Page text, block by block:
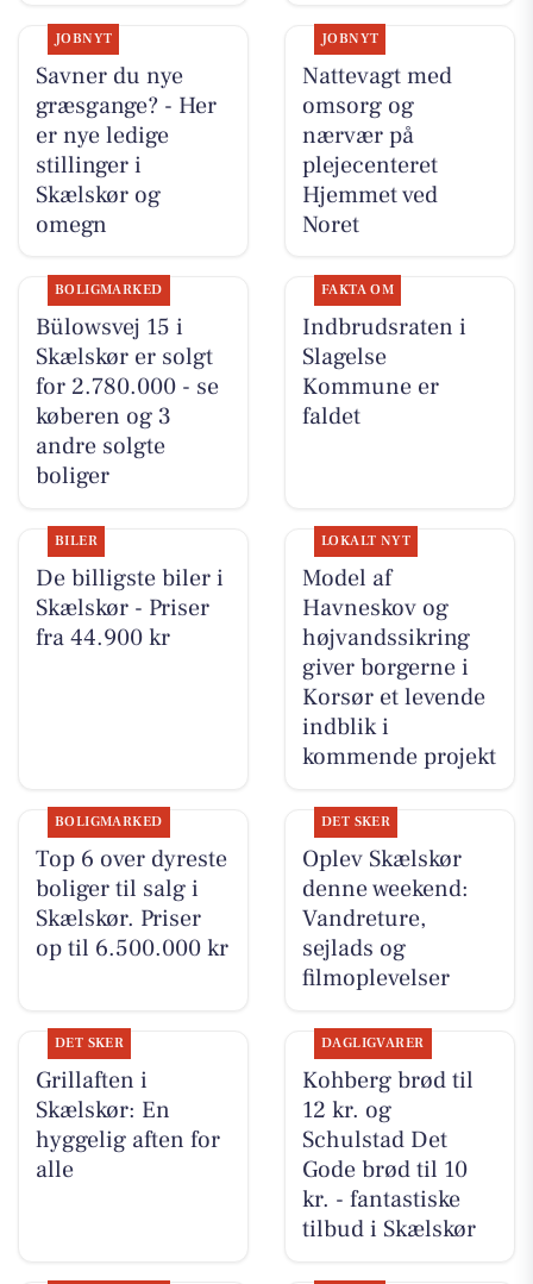
JOBNYT
Savner du nye
græsgange? - Her
er nye ledige
stillinger i
Skælskør og
omegn
JOBNYT
Nattevagt med
omsorg og
nærvær på
plejecenteret
Hjemmet ved
Noret
BOLIGMARKED
Bülowsvej 15 i
Skælskør er solgt
for 2.780.000 - se
køberen og 3
andre solgte
boliger
FAKTA OM
Indbrudsraten i
Slagelse
Kommune er
faldet
BILER
De billigste biler i
Skælskør - Priser
fra 44.900 kr
LOKALT NYT
Model af
Havneskov og
højvandssikring
giver borgerne i
Korsør et levende
indblik i
kommende projekt
BOLIGMARKED
Top 6 over dyreste
boliger til salg i
Skælskør. Priser
op til 6.500.000 kr
DET SKER
Oplev Skælskør
denne weekend:
Vandreture,
sejlads og
filmoplevelser
DET SKER
Grillaften i
Skælskør: En
hyggelig aften for
alle
DAGLIGVARER
Kohberg brød til
12 kr. og
Schulstad Det
Gode brød til 10
kr. - fantastiske
tilbud i Skælskør